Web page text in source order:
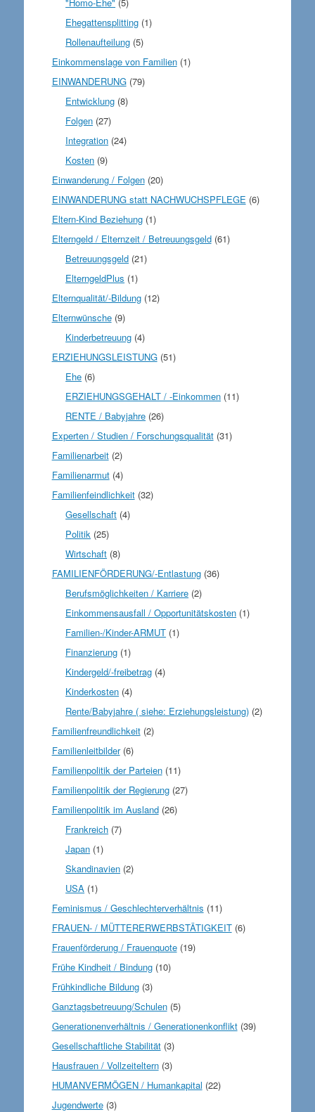
Ehegattensplitting (1)
Rollenaufteilung (5)
Einkommenslage von Familien(1)
EINWANDERUNG(79)
Entwicklung (8)
Folgen (27)
Integration (24)
Kosten (9)
Einwanderung / Folgen(20)
EINWANDERUNG statt NACHWUCHSPFLEGE (6)
Eltern-Kind Beziehung(1)
Elterngeld / Elternzeit / Betreuungsgeld(61)
Betreuungsgeld (21)
ElterngeldPlus (1)
Elternqualität/-Bildung(12)
Elternwünsche(9)
Kinderbetreuung (4)
ERZIEHUNGSLEISTUNG(51)
Ehe (6)
ERZIEHUNGSGEHALT / -Einkommen (11)
RENTE / Babyjahre (26)
Experten / Studien / Forschungsqualität(31)
Familienarbeit(2)
Familienarmut(4)
Familienfeindlichkeit(32)
Gesellschaft (4)
Politik (25)
Wirtschaft (8)
FAMILIENFÖRDERUNG/-Entlastung(36)
Berufsmöglichkeiten / Karriere (2)
Einkommensausfall / Opportunitätskosten (1)
Familien-/Kinder-ARMUT (1)
Finanzierung (1)
Kindergeld/-freibetrag (4)
Kinderkosten (4)
Rente/Babyjahre ( siehe: Erziehungsleistung) (2)
Familienfreundlichkeit(2)
Familienleitbilder(6)
Familienpolitik der Parteien(11)
Familienpolitik der Regierung(27)
Familienpolitik im Ausland(26)
Frankreich (7)
Japan (1)
Skandinavien (2)
USA (1)
Feminismus / Geschlechterverhältnis (11)
FRAUEN- / MÜTTERERWERBSTÄTIGKEIT(6)
Frauenförderung / Frauenquote(19)
Frühe Kindheit / Bindung(10)
Frühkindliche Bildung(3)
Ganztagsbetreuung/Schulen(5)
Generationenverhältnis / Generationenkonflikt(39)
Gesellschaftliche Stabilität(3)
Hausfrauen / Vollzeiteltern(3)
HUMANVERMÖGEN / Humankapital (22)
Jugendwerte(3)